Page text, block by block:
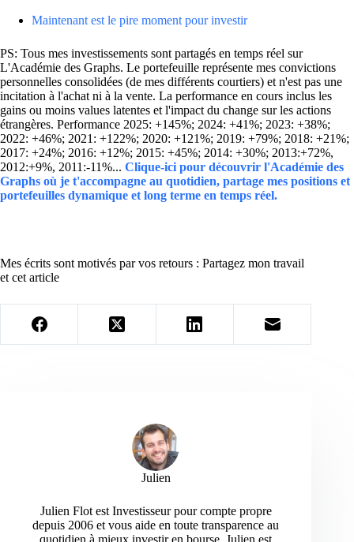
Maintenant est le pire moment pour investir
PS: Tous mes investissements sont partagés en temps réel sur
L'Académie des Graphs. Le portefeuille représente mes convictions
personnelles consolidées (de mes différents courtiers) et n'est pas une
incitation à l'achat ni à la vente. La performance en cours inclus les
gains ou moins values latentes et l'impact du change sur les actions
étrangères. Performance 2025: +145%; 2024: +41%; 2023: +38%;
2022: +46%; 2021: +122%; 2020: +121%; 2019: +79%; 2018: +21%;
2017: +24%; 2016: +12%; 2015: +45%; 2014: +30%; 2013:+72%,
2012:+9%, 2011:-11%... Clique-ici pour découvrir l'Académie des
Graphs où je t'accompagne au quotidien, partage mes positions et
portefeuilles dynamique et long terme en temps réel.
Mes écrits sont motivés par vos retours : Partagez mon travail
et cet article
Julien
Julien Flot est Investisseur pour compte propre
depuis 2006 et vous aide en toute transparence au